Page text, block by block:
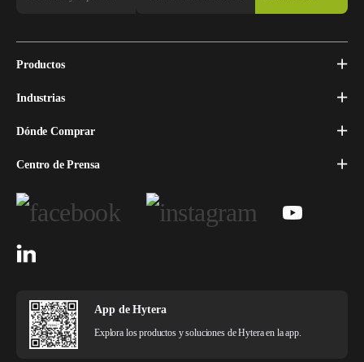
Productos
Industrias
Dónde Comprar
Centro de Prensa
App de Hytera
Explora los productos y soluciones de Hytera en la app.